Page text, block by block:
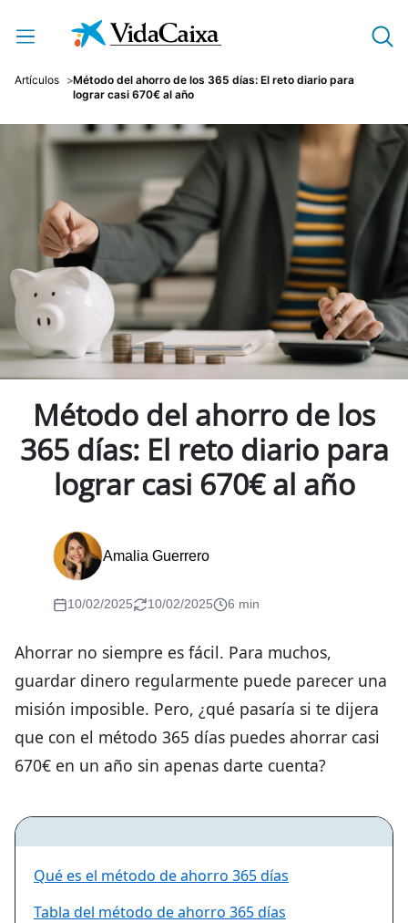
Saltar al contenido principal
Artículos
Método del ahorro de los 365 días: El reto diario para
lograr casi 670€ al año
Método del ahorro de los
365 días: El reto diario para
lograr casi 670€ al año
Amalia Guerrero
10/02/2025 10/02/2025 6 min
Ahorrar no siempre es fácil. Para muchos,
guardar dinero regularmente puede parecer una
misión imposible. Pero, ¿qué pasaría si te dijera
que con el método 365 días puedes ahorrar casi
670€ en un año sin apenas darte cuenta?
Qué es el método de ahorro 365 días
Tabla del método de ahorro 365 días